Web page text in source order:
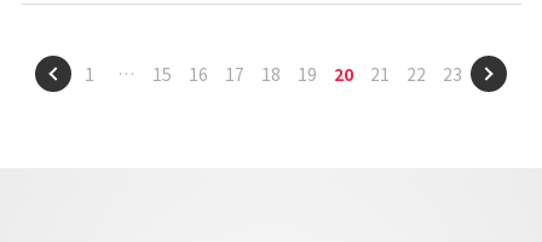
1 … 15 16 17 18 19 20 21 22 23